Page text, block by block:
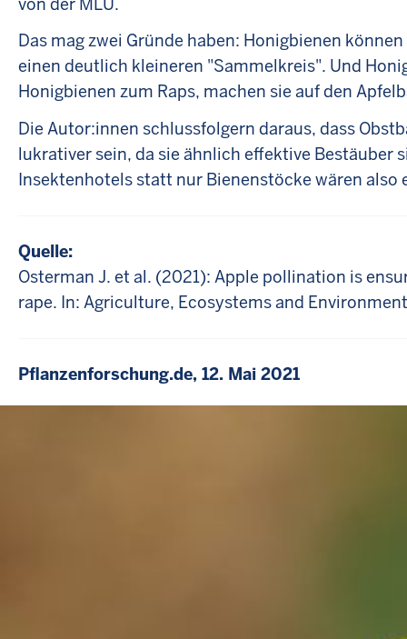
Das mag zwei Gründe haben: Honigbienen
einen deutlich kleineren "Sammelkreis". Und
Honigbienen zum Raps, machen sie auf den
Die Autor:innen schlussfolgern daraus, dass
lukrativer sein, da sie ähnlich effektive Bestäuber
Insektenhotels statt nur Bienenstöcke wären also
Quelle:
Osterman J. et al. (2021): Apple pollination is
rape. In: Agriculture, Ecosystems and
Pflanzenforschung.de, 12. Mai 2021